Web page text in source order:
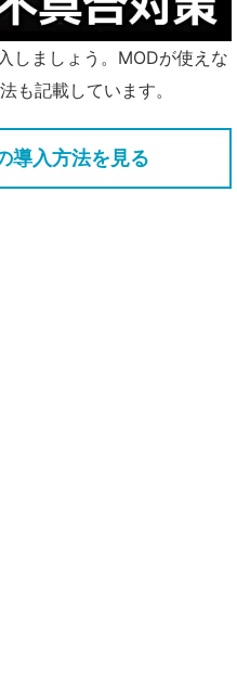
しましょう。MODが使えな
も記載しています。
入方法を見る